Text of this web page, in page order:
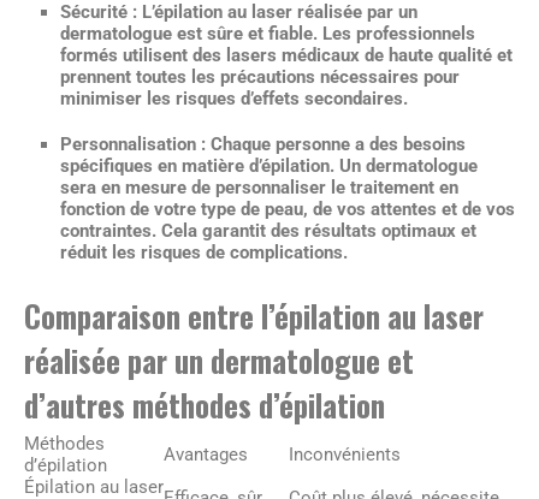
Sécurité : L’épilation au laser réalisée par un
dermatologue est sûre et fiable. Les professionnels
formés utilisent des lasers médicaux de haute qualité et
prennent toutes les précautions nécessaires pour
minimiser les risques d’effets secondaires.
Personnalisation : Chaque personne a des besoins
spécifiques en matière d’épilation. Un dermatologue
sera en mesure de personnaliser le traitement en
fonction de votre type de peau, de vos attentes et de vos
contraintes. Cela garantit des résultats optimaux et
réduit les risques de complications.
Comparaison entre l’épilation au laser
réalisée par un dermatologue et
d’autres méthodes d’épilation
Méthodes
d’épilation
Avantages
Inconvénients
Épilation au laser